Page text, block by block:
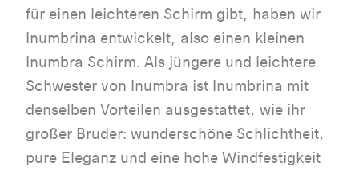
für einen leichteren Schirm gibt, haben wir
Inumbrina entwickelt, also einen kleinen
Inumbra Schirm. Als jüngere und leichtere
Schwester von Inumbra ist Inumbrina mit
denselben Vorteilen ausgestattet, wie ihr
großer Bruder: wunderschöne Schlichtheit,
pure Eleganz und eine hohe Windfestigkeit